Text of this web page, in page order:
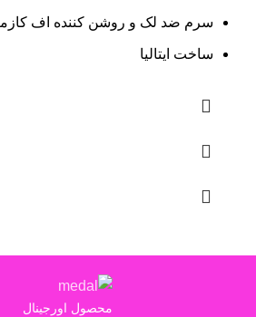
سرم ضد لک و روشن کننده اف
ساخت ایتالیا
محصول اورجینال